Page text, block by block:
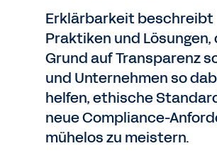
Erklärbarkeit beschreibt
Praktiken und Lösungen,
Grund auf Transparenz
und Unternehmen so
helfen, ethische
neue Compliance-
mühelos zu meistern.